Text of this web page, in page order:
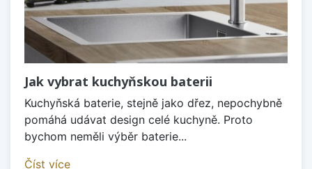
Jak vybrat kuchyňskou baterii
Kuchyňská baterie, stejně jako dřez, nepochybně
pomáhá udávat design celé kuchyně. Proto
bychom neměli výběr baterie...
Číst více